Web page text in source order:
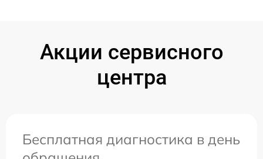
Акции сервисного
центра
Бесплатная диагностика в день